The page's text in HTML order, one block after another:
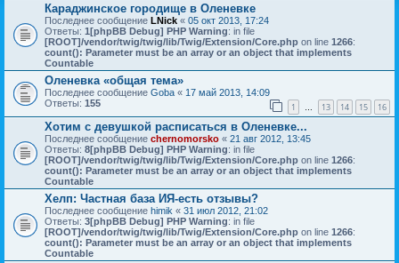
Караджинское городище в Оленевке
Последнее сообщение LNick « 05 окт 2013, 17:24
Ответы: 1[phpBB Debug] PHP Warning: in file
[ROOT]/vendor/twig/twig/lib/Twig/Extension/Core.php on line 1266:
count(): Parameter must be an array or an object that implements
Countable
Оленевка «общая тема»
Последнее сообщение Goba « 17 май 2013, 14:09
Ответы: 155 1 … 13 14 15 16
Хотим с девушкой расписаться в Оленевке...
Последнее сообщение chernomorsko « 21 авг 2012, 13:45
Ответы: 8[phpBB Debug] PHP Warning: in file
[ROOT]/vendor/twig/twig/lib/Twig/Extension/Core.php on line 1266:
count(): Parameter must be an array or an object that implements
Countable
Хелп: Частная база ИЯ-есть отзывы?
Последнее сообщение himik « 31 июл 2012, 21:02
Ответы: 3[phpBB Debug] PHP Warning: in file
[ROOT]/vendor/twig/twig/lib/Twig/Extension/Core.php on line 1266:
count(): Parameter must be an array or an object that implements
Countable